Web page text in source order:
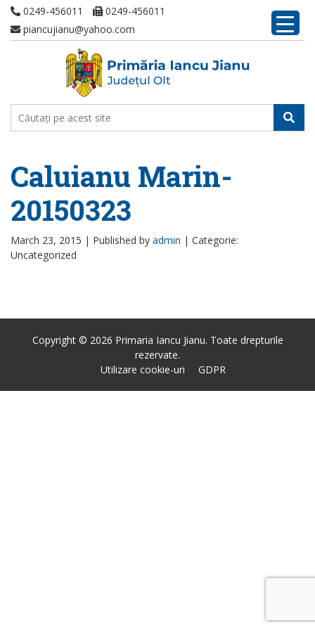
0249-456011
0249-456011
piancujianu@yahoo.com
Caluianu Marin-
20150323
March 23, 2015 | Published by admin | Categorie:
Uncategorized
Copyright © 2026 Primaria Iancu Jianu. Toate drepturile
rezervate.
Utilizare cookie-uri
GDPR